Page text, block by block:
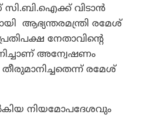
വിടാന്‍
ആഭ്യന്തരമന്ത്രി രമേശ്
നേതാവിന്റെ
അന്വേഷണം
രമേശ്
നിയമോപദേശവും